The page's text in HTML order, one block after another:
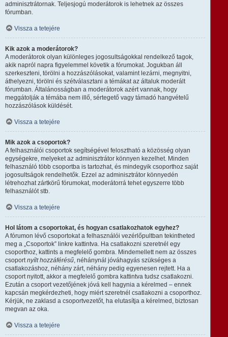
adminisztrátornak. Teljesjogú moderátorok is lehetnek az összes
fórumban.
Vissza a tetejére
Kik azok a moderátorok?
A moderátorok olyan különleges jogosultságokkal rendelkező tagok,
akik napról napra figyelemmel követik a fórumokat. Jogukban áll
szerkeszteni, törölni a hozzászólásokat, valamint lezárni, megnyitni,
áthelyezni, törölni és szétválasztani a témákat az általuk moderált
fórumban. Általánosságban a moderátorok azért vannak, hogy
meggátolják a témába nem illő, sértegető vagy támadó hangvételű
hozzászólások küldését.
Vissza a tetejére
Mik azok a csoportok?
A felhasználói csoportok segítségével felosztható a közösség olyan
egységekre, melyeket az adminisztrátor könnyen kezelhet. Minden
felhasználó több csoportba is tartozhat, és mindegyik csoporthoz saját
jogosultságok rendelhetők. Ezzel az adminisztrátor könnyedén
létrehozhat zártkörű fórumokat, moderátorrá tehet egyszerre több
felhasználót stb.
Vissza a tetejére
Hol látom a csoportokat, és hogyan csatlakozhatok egyhez?
A fórumon lévő csoportokat a felhasználói vezérlőpultban tekintheted
meg a „Csoportok” linkre kattintva. Ha csatlakozni szeretnél egy
csoporthoz, kattints a megfelelő gombra. Mindemellett nem az összes
csoportnyílt hozzáférésű, néhánynál jóváhagyás szükséges a
csatlakozáshoz, néhány zárt, néhány pedig egyenesen rejtett. Ha a
csoport nyitott, akkor a megfelelő gombra kattintva tudsz csatlakozni.
Ezután a csoport vezetőjének jóvá kell hagynia a kérelmed – ennek
kapcsán megkérdezheti, hogy miért szeretnél csatlakozni a csoporthoz.
Kérjük, ne zaklasd a csoportvezetőt, ha elutasítja a kérelmed, biztosan
megvan az oka.
Vissza a tetejére